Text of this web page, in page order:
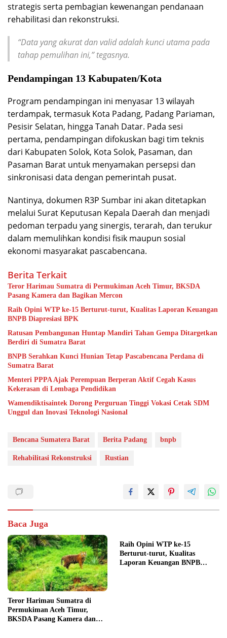
strategis serta pembagian kewenangan pendanaan
rehabilitasi dan rekonstruksi.
“Data yang akurat dan valid adalah kunci utama pada
tahap pemulihan ini,” tegasnya.
Pendampingan 13 Kabupaten/Kota
Program pendampingan ini menyasar 13 wilayah
terdampak, termasuk Kota Padang, Padang Pariaman,
Pesisir Selatan, hingga Tanah Datar. Pada sesi
pertama, pendampingan difokuskan bagi tim teknis
dari Kabupaten Solok, Kota Solok, Pasaman, dan
Pasaman Barat untuk menyamakan persepsi dan
sinkronisasi data dengan pemerintah pusat.
Nantinya, dokumen R3P Sumbar ini akan ditetapkan
melalui Surat Keputusan Kepala Daerah dan menjadi
pedoman terpadu yang sinergis, terarah, dan terukur
dalam memulihkan kondisi fisik maupun sosial
ekonomi masyarakat pascabencana.
Berita Terkait
Teror Harimau Sumatra di Permukiman Aceh Timur, BKSDA
Pasang Kamera dan Bagikan Mercon
Raih Opini WTP ke-15 Berturut-turut, Kualitas Laporan Keuangan
BNPB Diapresiasi BPK
Ratusan Pembangunan Huntap Mandiri Tahan Gempa Ditargetkan
Berdiri di Sumatra Barat
BNPB Serahkan Kunci Hunian Tetap Pascabencana Perdana di
Sumatra Barat
Menteri PPPA Ajak Perempuan Berperan Aktif Cegah Kasus
Kekerasan di Lembaga Pendidikan
Wamendiktisaintek Dorong Perguruan Tinggi Vokasi Cetak SDM
Unggul dan Inovasi Teknologi Nasional
Bencana Sumatera Barat Berita Padang bnpb
Rehabilitasi Rekonstruksi Rustian
Baca Juga
Teror Harimau Sumatra di
Permukiman Aceh Timur,
BKSDA Pasang Kamera dan
Raih Opini WTP ke-15
Berturut-turut, Kualitas
Laporan Keuangan BNPB